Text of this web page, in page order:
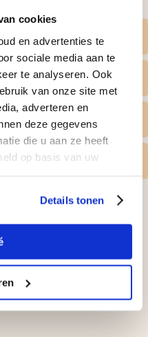
cookies
en advertenties te
sociale media aan te
te analyseren. Ook
van onze site met
adverteren en
deze gegevens
die u aan ze heeft
op basis van uw
Details tonen